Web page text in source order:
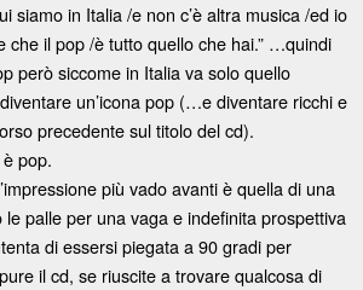
siamo in Italia /e non c’è altra musica /ed io
che il pop /è tutto quello che hai.” …quindi
però siccome in Italia va solo quello
un’icona pop (…e diventare ricchi e
precedente sul titolo del cd).
pop.
più vado avanti è quella di una
palle per una vaga e indefinita prospettiva
di essersi piegata a 90 gradi per
il cd, se riuscite a trovare qualcosa di